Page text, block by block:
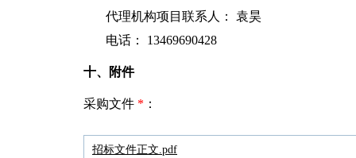
代理机构项目联系人： 袁昊
电话： 13469690428
十、附件
采购文件 * ：
招标文件正文.pdf